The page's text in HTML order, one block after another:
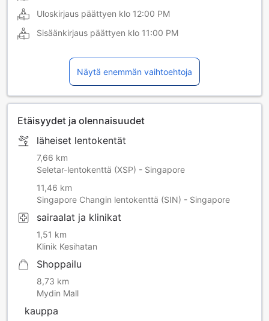
Uloskirjaus päättyen klo 12:00 PM
Sisäänkirjaus päättyen klo 11:00 PM
Näytä enemmän vaihtoehtoja
Etäisyydet ja olennaisuudet
läheiset lentokentät
7,66 km
Seletar-lentokenttä (XSP) - Singapore
11,46 km
Singapore Changin lentokenttä (SIN) - Singapore
sairaalat ja klinikat
1,51 km
Klinik Kesihatan
Shoppailu
8,73 km
Mydin Mall
kauppa